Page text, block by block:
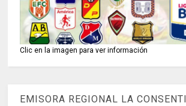
Clic en la imagen para ver información
EMISORA REGIONAL LA